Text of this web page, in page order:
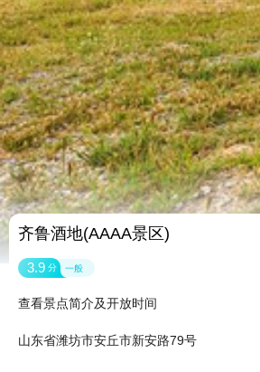
齐鲁酒地(AAAA景区)
3.9 分 一般
查看景点简介及开放时间
山东省潍坊市安丘市新安路79号